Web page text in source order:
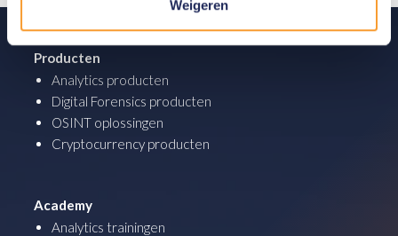
Weigeren
Producten
Analytics producten
Digital Forensics producten
OSINT oplossingen
Cryptocurrency producten
Academy
Analytics trainingen